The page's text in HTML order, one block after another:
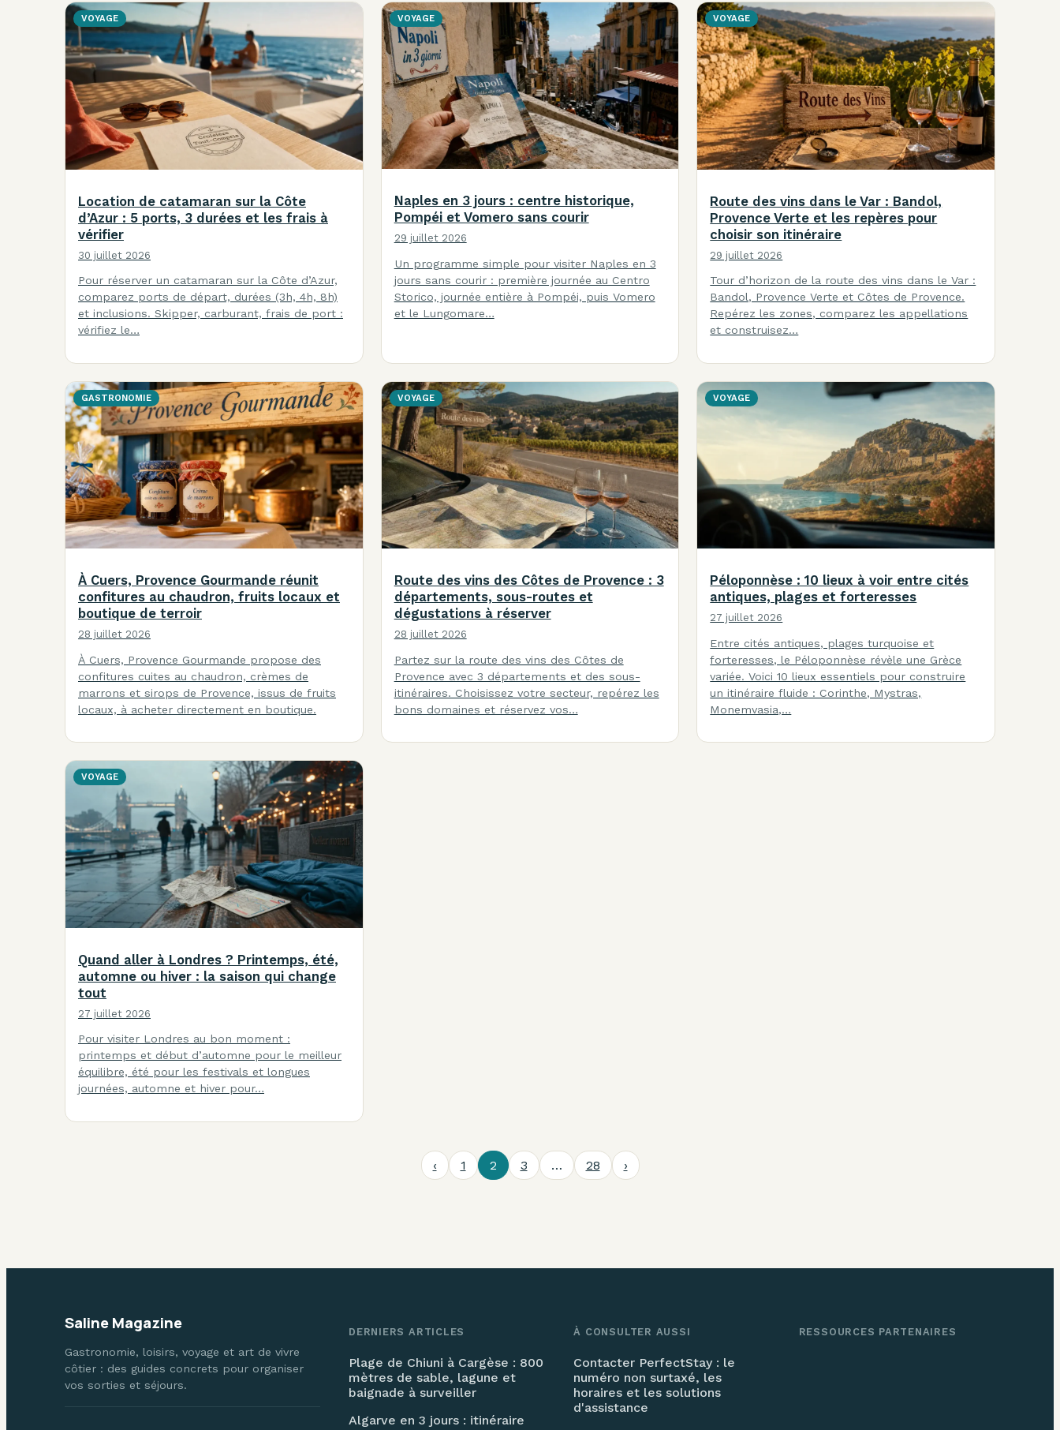
VOYAGE
Location de catamaran sur la Côte
d’Azur : 5 ports, 3 durées et les frais à
vérifier
30 juillet 2026
Pour réserver un catamaran sur la Côte d’Azur,
comparez ports de départ, durées (3h, 4h, 8h)
et inclusions. Skipper, carburant, frais de port :
vérifiez le…
VOYAGE
Naples en 3 jours : centre historique,
Pompéi et Vomero sans courir
29 juillet 2026
Un programme simple pour visiter Naples en 3
jours sans courir : première journée au Centro
Storico, journée entière à Pompéi, puis Vomero
et le Lungomare…
VOYAGE
Route des vins dans le Var : Bandol,
Provence Verte et les repères pour
choisir son itinéraire
29 juillet 2026
Tour d’horizon de la route des vins dans le Var :
Bandol, Provence Verte et Côtes de Provence.
Repérez les zones, comparez les appellations
et construisez…
GASTRONOMIE
À Cuers, Provence Gourmande réunit
confitures au chaudron, fruits locaux et
boutique de terroir
28 juillet 2026
À Cuers, Provence Gourmande propose des
confitures cuites au chaudron, crèmes de
marrons et sirops de Provence, issus de fruits
locaux, à acheter directement en boutique.
VOYAGE
Route des vins des Côtes de Provence : 3
départements, sous-routes et
dégustations à réserver
28 juillet 2026
Partez sur la route des vins des Côtes de
Provence avec 3 départements et des sous-
itinéraires. Choisissez votre secteur, repérez les
bons domaines et réservez vos…
VOYAGE
Péloponnèse : 10 lieux à voir entre cités
antiques, plages et forteresses
27 juillet 2026
Entre cités antiques, plages turquoise et
forteresses, le Péloponnèse révèle une Grèce
variée. Voici 10 lieux essentiels pour construire
un itinéraire fluide : Corinthe, Mystras,
Monemvasia,…
VOYAGE
Quand aller à Londres ? Printemps, été,
automne ou hiver : la saison qui change
tout
27 juillet 2026
Pour visiter Londres au bon moment :
printemps et début d’automne pour le meilleur
équilibre, été pour les festivals et longues
journées, automne et hiver pour…
‹ 1 2 3 … 28 ›
Saline Magazine
Gastronomie, loisirs, voyage et art de vivre
côtier : des guides concrets pour organiser
vos sorties et séjours.
DERNIERS ARTICLES
Plage de Chiuni à Cargèse : 800
mètres de sable, lagune et
baignade à surveiller
Algarve en 3 jours : itinéraire
À CONSULTER AUSSI
Contacter PerfectStay : le
numéro non surtaxé, les
horaires et les solutions
d'assistance
RESSOURCES PARTENAIRES